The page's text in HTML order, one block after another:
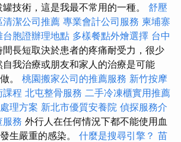
罐技術，這是我最不常用的一種。 舒壓
清潔公司推薦 專業會計公司服務 柬埔寨
台胞證辦理地點 多樣餐點外燴選擇 台中
間長短取決於患者的疼痛耐受力，很少
我治療或朋友和家人的治療是可能
。 桃園搬家公司的推薦服務 新竹按摩
課程 北屯整骨服務 二手冷凍櫃實用推薦
理方案 新北市優質安養院 偵探服務介
服務 外行人在任何情況下都不能使用血
生嚴重的感染。 什麼是搜尋引擎？ 苗